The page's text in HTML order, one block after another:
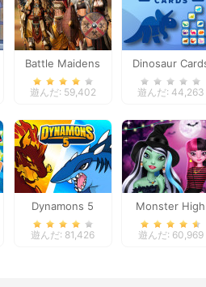
Battle Maidens
遊んだ: 59,402
Dinosaur
遊んだ: 44,263
Dynamons 5
遊んだ: 81,426
Monster High
Spooky Fashion
遊んだ: 60,969